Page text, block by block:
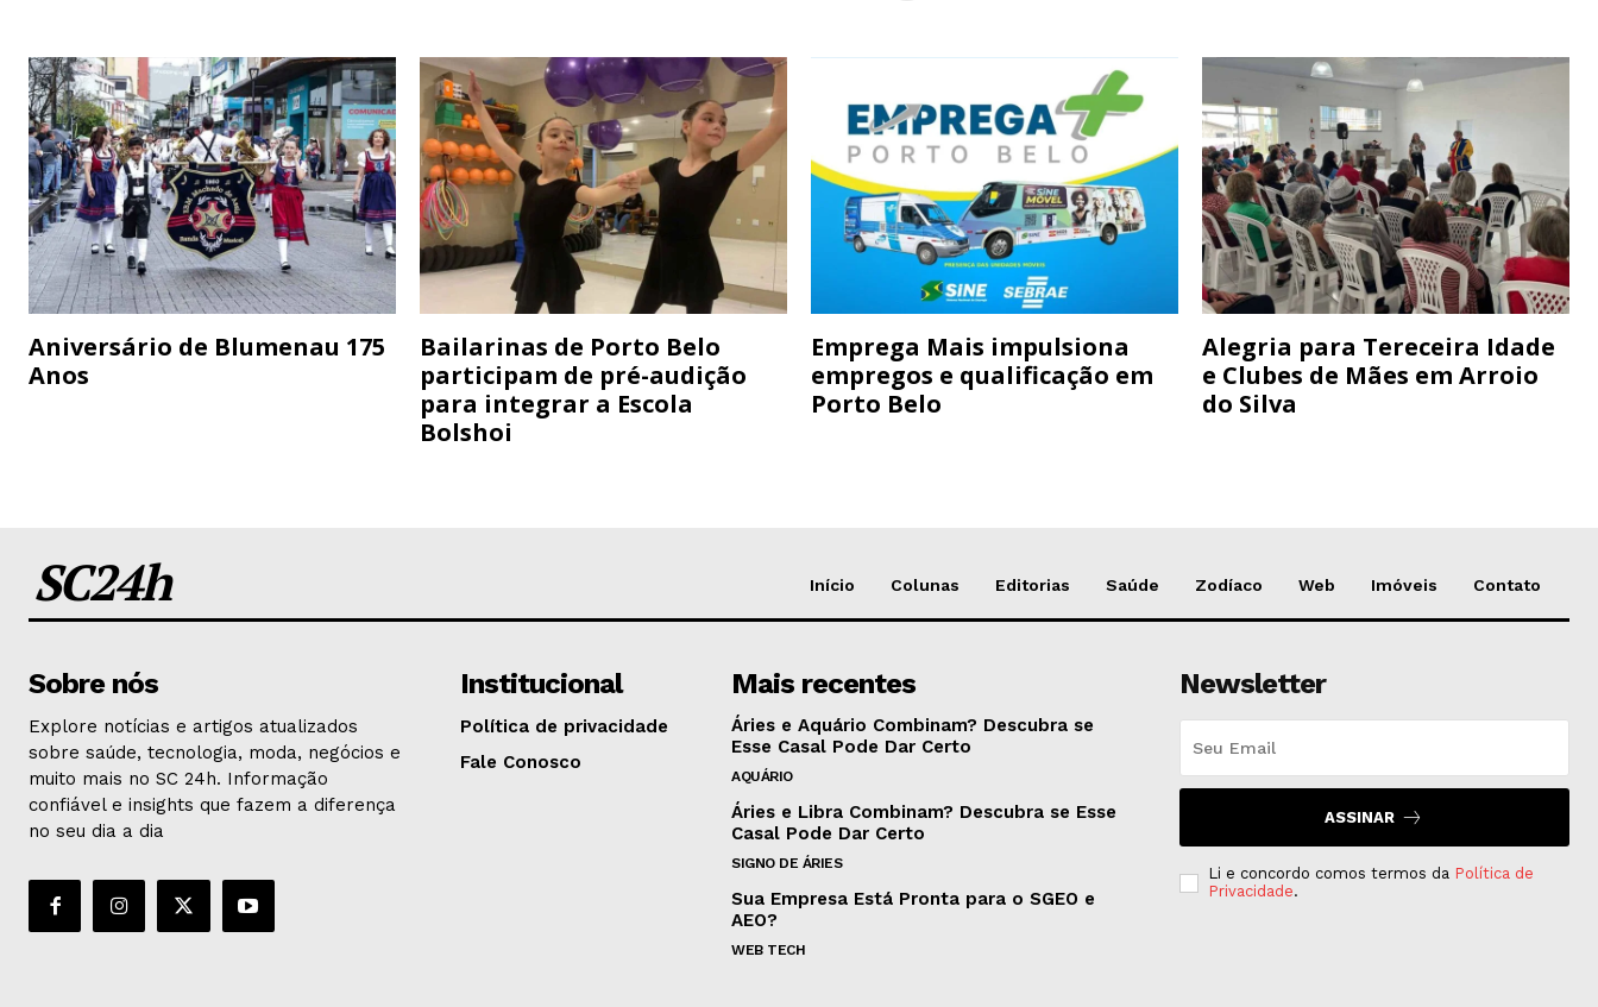
Aniversário de Blumenau 175
Anos
Bailarinas de Porto Belo
participam de pré-audição
para integrar a Escola
Bolshoi
Emprega Mais impulsiona
empregos e qualificação em
Porto Belo
Alegria para Tereceira Idade
e Clubes de Mães em Arroio
do Silva
SC24h Início Colunas Editorias Saúde Zodíaco Web Imóveis Contato
Sobre nós
Explore notícias e artigos atualizados
sobre saúde, tecnologia, moda, negócios e
muito mais no SC 24h. Informação
confiável e insights que fazem a diferença
no seu dia a dia
Institucional
Política de privacidade
Fale Conosco
Mais recentes
Áries e Aquário Combinam? Descubra se
Esse Casal Pode Dar Certo
AQUÁRIO
Áries e Libra Combinam? Descubra se Esse
Casal Pode Dar Certo
SIGNO DE ÁRIES
Sua Empresa Está Pronta para o SGEO e
AEO?
WEB TECH
Newsletter
ASSINAR
Li e concordo comos termos da Política de
Privacidade.